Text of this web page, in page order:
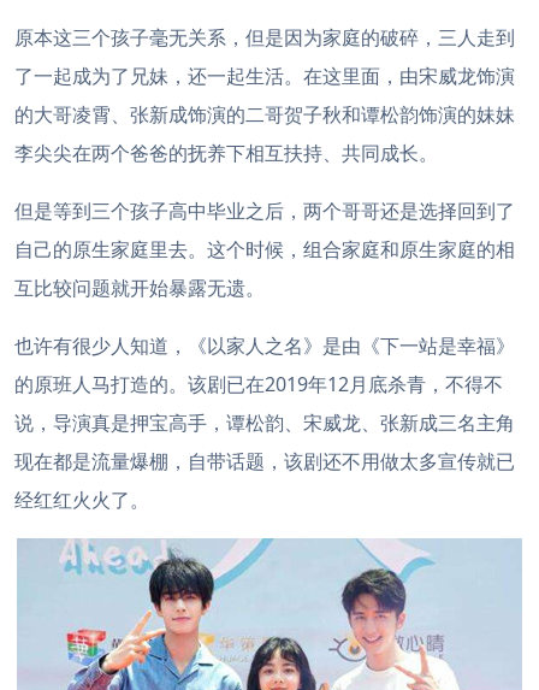
原本这三个孩子毫无关系，但是因为家庭的破碎，三人走到
了一起成为了兄妹，还一起生活。在这里面，由宋威龙饰演
的大哥凌霄、张新成饰演的二哥贺子秋和谭松韵饰演的妹妹
李尖尖在两个爸爸的抚养下相互扶持、共同成长。
但是等到三个孩子高中毕业之后，两个哥哥还是选择回到了
自己的原生家庭里去。这个时候，组合家庭和原生家庭的相
互比较问题就开始暴露无遗。
也许有很少人知道，《以家人之名》是由《下一站是幸福》
的原班人马打造的。该剧已在2019年12月底杀青，不得不
说，导演真是押宝高手，谭松韵、宋威龙、张新成三名主角
现在都是流量爆棚，自带话题，该剧还不用做太多宣传就已
经红红火火了。